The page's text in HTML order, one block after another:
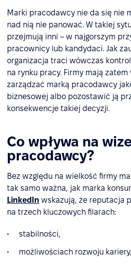
Marki pracodawcy nie da się nie
nad nią nie panować. W takiej
przejmują inni – w najgorszym
pracownicy lub kandydaci. Jak
organizacja traci wówczas
na rynku pracy. Firmy mają
zarządzać marką pracodawcy
biznesowej albo pozostawić ją
konsekwencje takiej decyzji.
Co wpływa na
pracodawcy?
Bez względu na wielkość firmy
tak samo ważna, jak marka
LinkedIn wskazują, że reputacja
na trzech kluczowych filarach:
stabilności,
możliwościach rozwoju kariery,